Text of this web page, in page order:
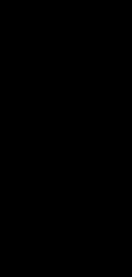
AÏS no teu correo.